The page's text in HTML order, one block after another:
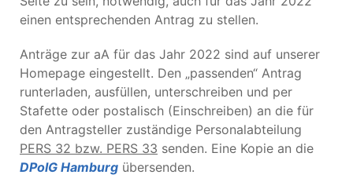
einen entsprechenden Antrag zu stellen.
Anträge zur aA für das Jahr 2022 sind auf unserer
Homepage eingestellt. Den „passenden“ Antrag
runterladen, ausfüllen, unterschreiben und per
Stafette oder postalisch (Einschreiben) an die für
den Antragsteller zuständige Personalabteilung
PERS 32 bzw. PERS 33 senden. Eine Kopie an die
DPolG Hamburg übersenden.